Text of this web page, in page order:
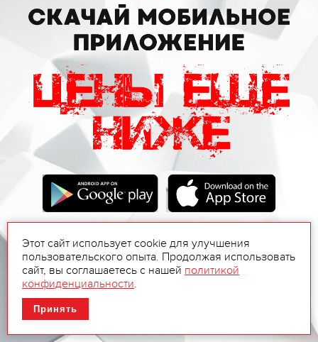
Этот сайт использует cookie для улучшения
пользовательского опыта. Продолжая использовать
сайт, вы соглашаетесь с нашей политикой
конфиденциальности.
Принять